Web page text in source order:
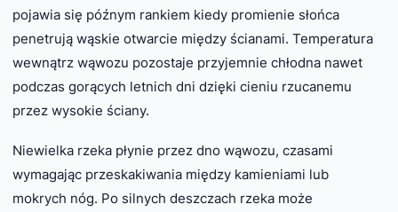
pojawia się późnym rankiem kiedy promienie słońca
penetrują wąskie otwarcie między ścianami. Temperatura
wewnątrz wąwozu pozostaje przyjemnie chłodna nawet
podczas gorących letnich dni dzięki cieniu rzucanemu
przez wysokie ściany.
Niewielka rzeka płynie przez dno wąwozu, czasami
wymagając przeskakiwania między kamieniami lub
mokrych nóg. Po silnych deszczach rzeka może